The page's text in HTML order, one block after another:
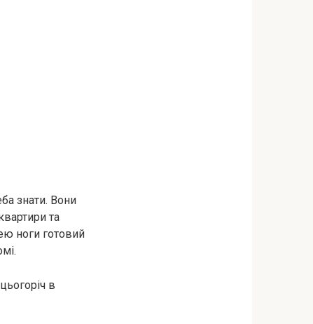
знати. Вони
та
ноги готовий
в